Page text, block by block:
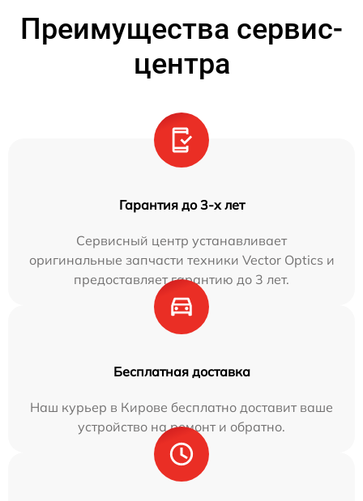
Преимущества сервис-
центра
Гарантия до 3-х лет
Сервисный центр устанавливает
оригинальные запчасти техники Vector Optics и
предоставляет гарантию до 3 лет.
Бесплатная доставка
Наш курьер в Кирове бесплатно доставит ваше
устройство на ремонт и обратно.